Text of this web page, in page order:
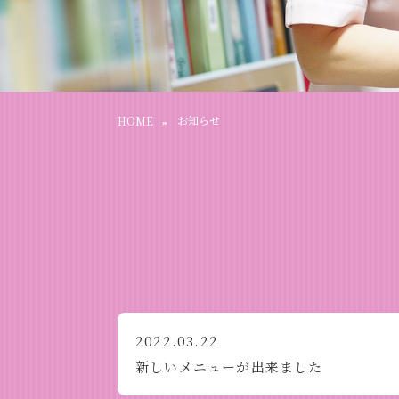
HOME お知らせ
2022.03.22
新しいメニューが出来ました